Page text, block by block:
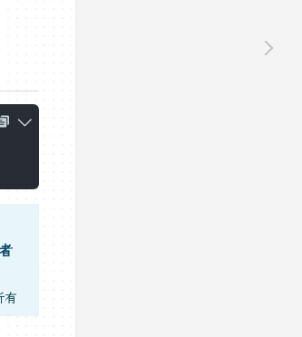
new window)
有